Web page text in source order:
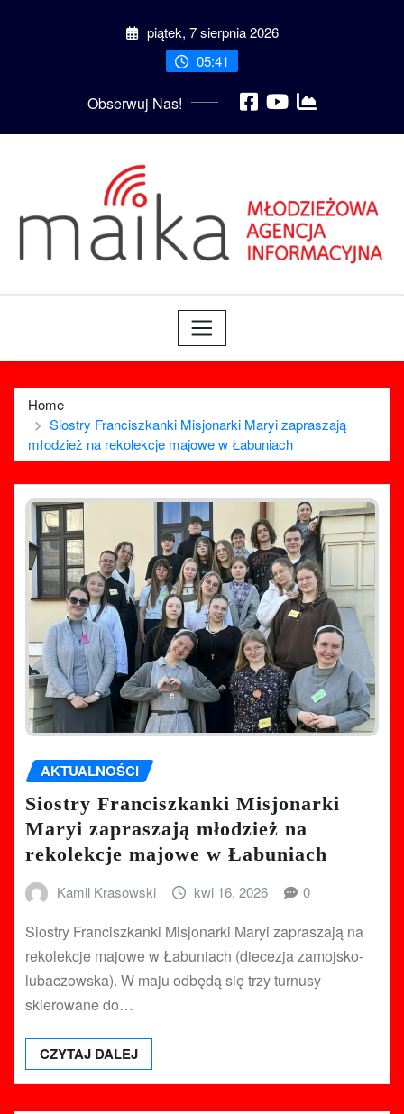
piątek, 7 sierpnia 2026
05:41
Obserwuj Nas!
Home
Siostry Franciszkanki Misjonarki Maryi zapraszają
młodzież na rekolekcje majowe w Łabuniach
AKTUALNOŚCI
Siostry Franciszkanki Misjonarki
Maryi zapraszają młodzież na
rekolekcje majowe w Łabuniach
Kamil Krasowski kwi 16, 2026 0
Siostry Franciszkanki Misjonarki Maryi zapraszają na
rekolekcje majowe w Łabuniach (diecezja zamojsko-
lubaczowska). W maju odbędą się trzy turnusy
skierowane do…
CZYTAJ DALEJ